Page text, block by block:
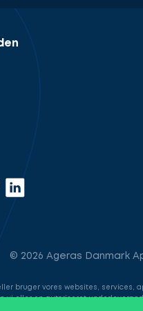
© 2026 Ageras Danmark
bruger vores websites, services,
vi eller en autoriseret